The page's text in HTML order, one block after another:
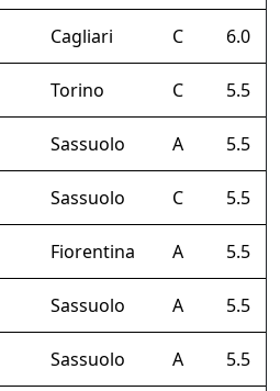
Cagliari C 6.0
Torino C 5.5
Sassuolo A 5.5
Sassuolo C 5.5
Fiorentina A 5.5
Sassuolo A 5.5
Sassuolo A 5.5